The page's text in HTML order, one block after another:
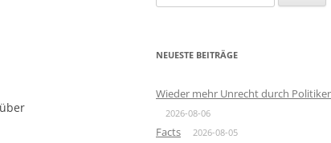
nach:
NEUESTE BEITRÄGE
Wieder mehr Unrecht durch
2026-08-06
Facts 2026-08-05